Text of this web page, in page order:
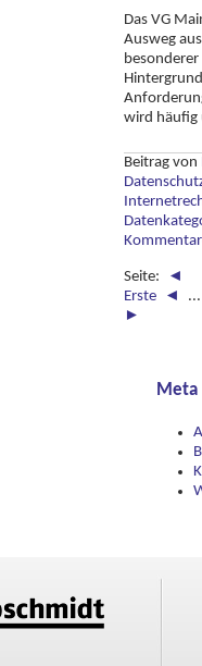
Das VG
Ausweg
wird häufig
Beitrag von
Seite:
◄
Erste
◄ ...
►
Meta